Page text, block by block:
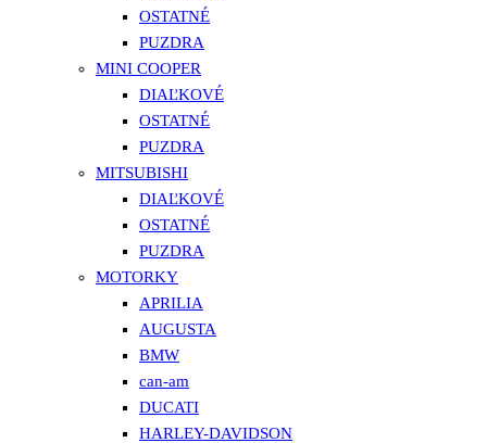
OSTATNÉ
PUZDRA
MINI COOPER
DIAĽKOVÉ
OSTATNÉ
PUZDRA
MITSUBISHI
DIAĽKOVÉ
OSTATNÉ
PUZDRA
MOTORKY
APRILIA
AUGUSTA
BMW
can-am
DUCATI
HARLEY-DAVIDSON